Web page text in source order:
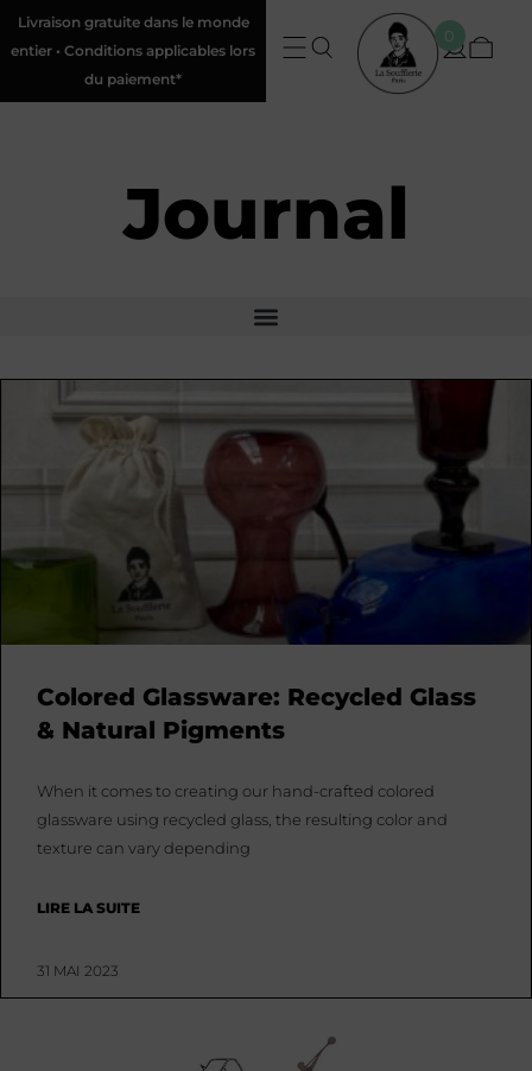
Livraison gratuite dans le monde
entier • Conditions applicables lors
du paiement*
0
Journal
Colored Glassware: Recycled Glass
& Natural Pigments
When it comes to creating our hand-crafted colored
glassware using recycled glass, the resulting color and
texture can vary depending
LIRE LA SUITE
31 MAI 2023